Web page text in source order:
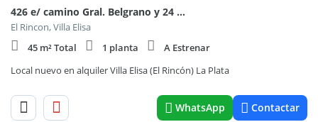
426 e/ camino Gral. Belgrano y 24 100
El Rincon, Villa Elisa
45 m² Total
1 planta
A Estrenar
Local nuevo en alquiler Villa Elisa (El Rincón) La Plata
WhatsApp Contactar